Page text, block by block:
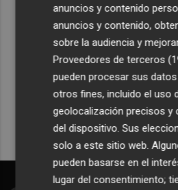
Recibe toda la
Plaza Podcast
Quiero
anuncios y contenido
anuncios y contenido,
sobre la audiencia y
Proveedores de terceros
pueden procesar sus
otros fines, incluido el uso
geolocalización precisos y
del dispositivo. Sus
solo a este sitio web.
pueden basarse en el
lugar del consentimiento;